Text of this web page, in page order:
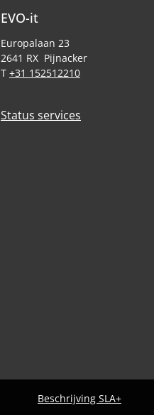
EVO-it
Europalaan 23
2641 RX Pijnacker
T +31 152512210
Status services
Beschrijving SLA+